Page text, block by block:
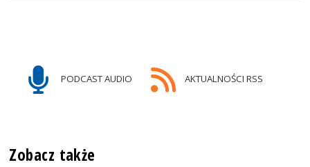
PODCAST AUDIO AKTUALNOŚCI RSS
Zobacz także